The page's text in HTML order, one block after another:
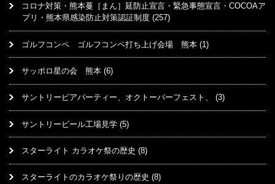
コロナ対策・熊本蔓［まん］延防止宣言・緊急事態宣言・COCOAア
プリ・熊本県感染防止対策認証制度 (257)
ゴルフコンペ ゴルフコンペ打ち上げ会場 熊本 (1)
サッポロ星の会 熊本 (6)
サントリービアパーティー、オクトーバーフェスト、 (3)
サントリービール工場見学 (5)
スターライト カラオケ祭の歴史 (8)
スターライトのカラオケ祭りの歴史 (8)